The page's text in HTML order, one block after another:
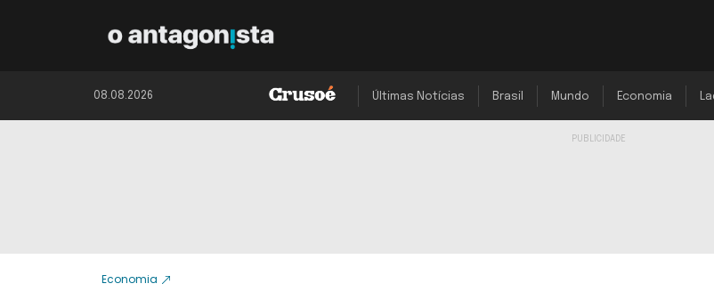
08.08.2026 Últimas Notícias Brasil Mundo Economia
Economia